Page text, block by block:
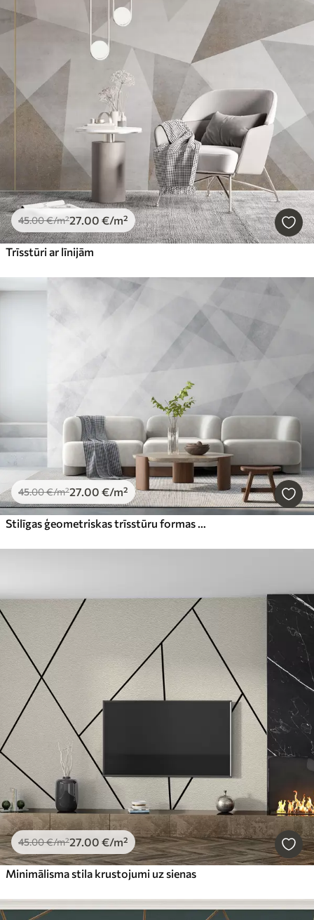
45.00€/m²27.00 €/m²
Trīsstūri ar līnijām
45.00€/m²27.00 €/m²
Stilīgas ģeometriskas trīsstūru formas un pelēkas grunge krāsas stūri
45.00€/m²27.00 €/m²
Minimālisma stila krustojumi uz sienas